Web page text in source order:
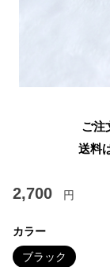
ご注
送料
2,700 円
カラー
ブラック